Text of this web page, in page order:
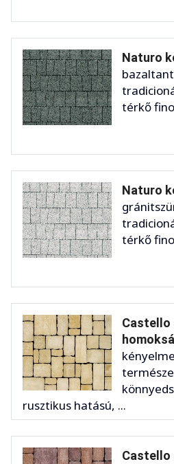
Naturo
térkő
Naturo
térkő
Castello
rusztikus hatású, ...
Castello